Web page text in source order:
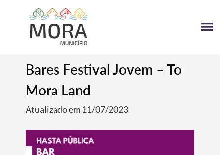
Bares Festival Jovem – To
Mora Land
Atualizado em 11/07/2023